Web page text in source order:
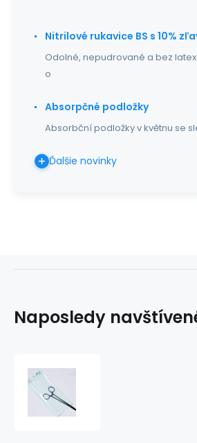
Nitrilové rukavice BS s 10%
Odolné, nepudrované a bez
o
Absorpčné podložky
Absorbční podložky v květnu se
Ďalšie novinky
Naposledy